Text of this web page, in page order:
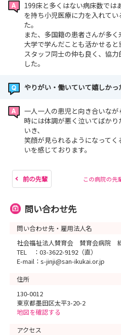
199床と多くはない病床数では
を持ち小児医療に力を入れて
た。
また、多国籍の患者さんが多く
大学で学んだことも活かせると
スタッフ同士の仲も良く、協
した。
やりがい・働いていて嬉しかっ
一人一人の患児と向き合いな
時には体調が悪く泣いてばか
いき、
笑顔が見られるようになって
いを感じております。
前の先輩 この病院の先
問い合わせ先
問い合わせ先・雇用法人名
社会福祉法人賛育会 賛育会病院
TEL ：03-3622-9192（直）
E-mail：s-jinji@san-ikukai.or.jp
住所
130-0012
東京都墨田区太平3-20-2
地図を確認する
アクセス